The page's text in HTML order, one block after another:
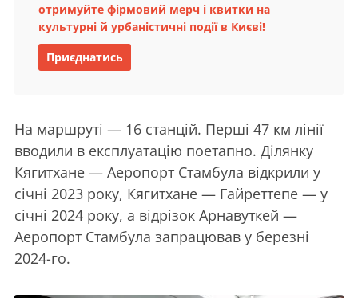
отримуйте фірмовий мерч і квитки на
культурні й урбаністичні події в Києві!
Приєднатись
На маршруті — 16 станцій. Перші 47 км лінії
вводили в експлуатацію поетапно. Ділянку
Кягитхане — Аеропорт Стамбула відкрили у
січні 2023 року, Кягитхане — Гайреттепе — у
січні 2024 року, а відрізок Арнавуткей —
Аеропорт Стамбула запрацював у березні
2024-го.